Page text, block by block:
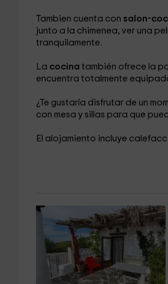
Tambien cuenta con salon-
junto a la chimenea, ver una
tranquilamente.
La cocina también ofrece la
encuentra totalmente
¿Te gustaría disfrutar de un
con mesa y sillas para que
El alojamiento incluye